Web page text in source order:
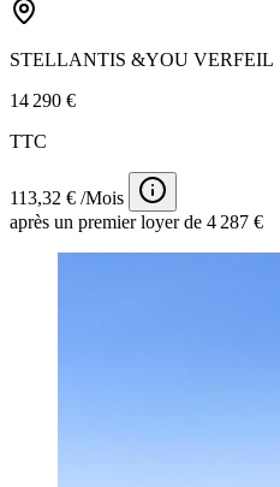
STELLANTIS &YOU VERFEIL
14 290 €
TTC
113,32 € /Mois
après un premier loyer de 4 287 €